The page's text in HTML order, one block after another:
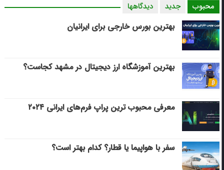
محبوب جدید دیدگاهها
بهترین بورس خارجی برای ایرانیان
بهترین آموزشگاه ارز دیجیتال در مشهد کجاست؟
معرفی محبوب ترین پراپ فرم‌های ایرانی ۲۰۲۴
سفر با هواپیما یا قطار؟ کدام بهتر است؟